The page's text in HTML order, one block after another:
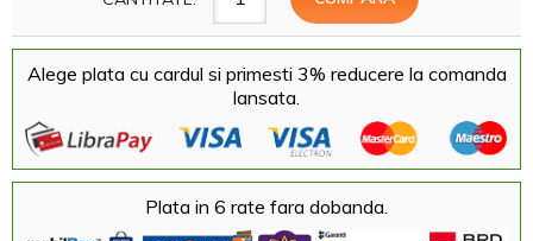
Alege plata cu cardul si primesti 3% reducere la comanda
lansata.
Plata in 6 rate fara dobanda.